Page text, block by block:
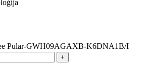
Pular-GWH09AGAXB-K6DNA1B/I